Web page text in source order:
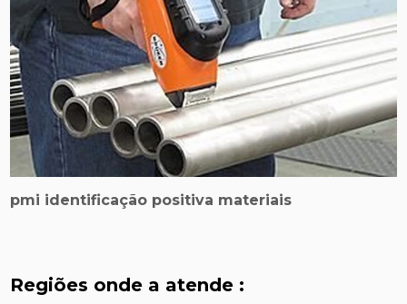
pmi identificação positiva materiais
Regiões onde a atende :